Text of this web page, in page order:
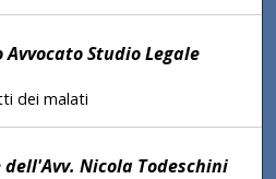
Studio Legale
dei malati
dell'Avv. Nicola Todeschini